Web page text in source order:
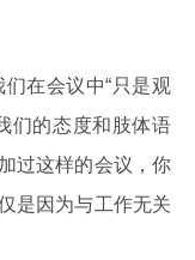
在会议中“只是观
们的态度和肢体语
过这样的会议，你
是因为与工作无关